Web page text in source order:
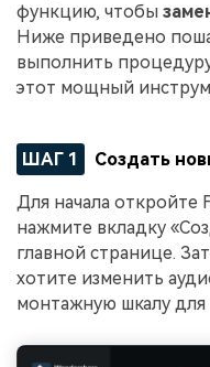
функцию, чтобы
Ниже приведено
выполнить
этот мощный
ШАГ 1 Создать
Для начала откройте
нажмите вкладку
главной странице.
хотите изменить
монтажную шкалу для